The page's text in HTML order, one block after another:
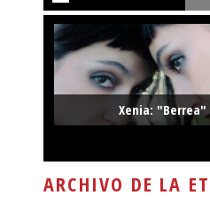
Xenia: "Berrea"
ARCHIVO DE LA